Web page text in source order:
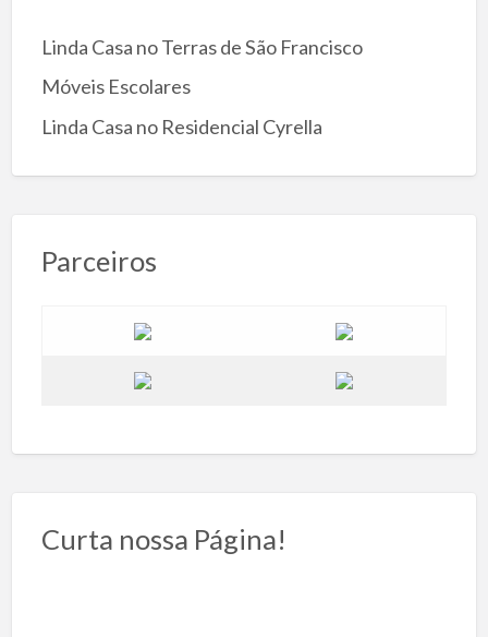
Linda Casa no Terras de São Francisco
Móveis Escolares
Linda Casa no Residencial Cyrella
Parceiros
Curta nossa Página!